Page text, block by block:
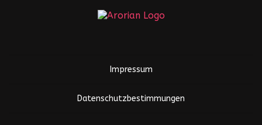
Impressum
Datenschutzbestimmungen